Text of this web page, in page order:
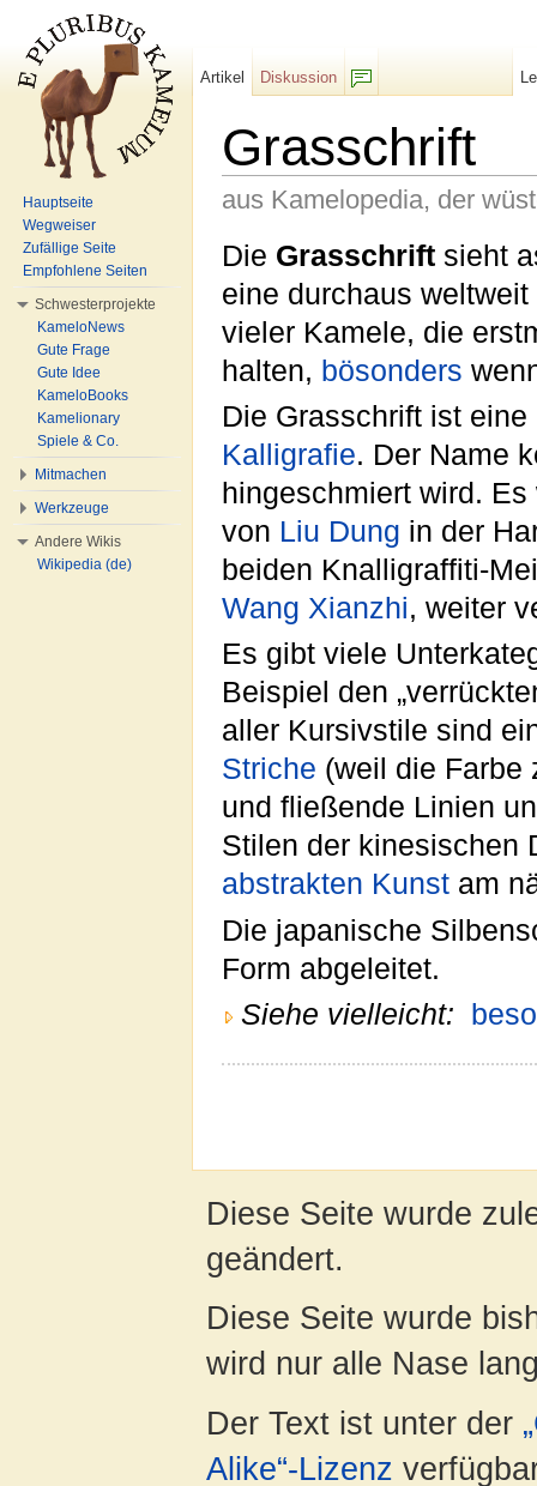
Grasschrift
aus Kamelopedia, der
Die Grasschrift sieht
eine durchaus
vieler Kamele, die
halten, bösonders
Die Grasschrift ist
Kalligrafie. Der Name
hingeschmiert wird.
von Liu Dung in der
beiden Knalligraffiti-
Wang Xianzhi, weiter
Es gibt viele
Beispiel den
aller Kursivstile sind
Striche (weil die Farbe
und fließende Linien
Stilen der kinesischen
abstrakten Kunst am
Die japanische
Form abgeleitet.
Siehe vielleicht:
Artikel
Diskussion
Hauptseite
Wegweiser
Zufällige Seite
Empfohlene Seiten
Schwesterprojekte
KameloNews
Gute Frage
Gute Idee
KameloBooks
Kamelionary
Spiele & Co.
Mitmachen
Werkzeuge
Andere Wikis
Wikipedia (de)
Diese Seite wurde
geändert.
Diese Seite wurde
wird nur alle Nase
Der Text ist unter der
Alike“-Lizenz